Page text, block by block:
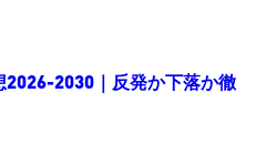
2030｜反発か下落か徹